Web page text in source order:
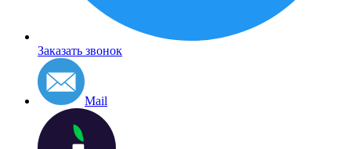
Заказать звонок
Mail